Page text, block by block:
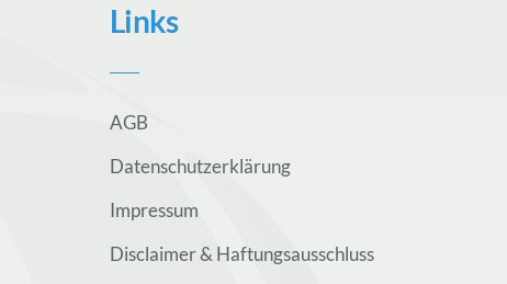
Links
AGB
Datenschutzerklärung
Impressum
Disclaimer & Haftungsausschluss